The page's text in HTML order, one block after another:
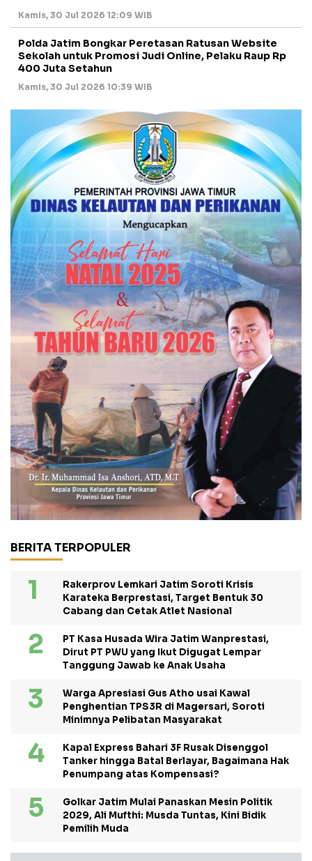
Kamis, 30 Jul 2026 12:09 WIB
Polda Jatim Bongkar Peretasan Ratusan Website
Sekolah untuk Promosi Judi Online, Pelaku Raup Rp
400 Juta Setahun
Kamis, 30 Jul 2026 10:39 WIB
BERITA TERPOPULER
Rakerprov Lemkari Jatim Soroti Krisis
Karateka Berprestasi, Target Bentuk 30
Cabang dan Cetak Atlet Nasional
PT Kasa Husada Wira Jatim Wanprestasi,
Dirut PT PWU yang Ikut Digugat Lempar
Tanggung Jawab ke Anak Usaha
Warga Apresiasi Gus Atho usai Kawal
Penghentian TPS3R di Magersari, Soroti
Minimnya Pelibatan Masyarakat
Kapal Express Bahari 3F Rusak Disenggol
Tanker hingga Batal Berlayar, Bagaimana Hak
Penumpang atas Kompensasi?
Golkar Jatim Mulai Panaskan Mesin Politik
2029, Ali Mufthi: Musda Tuntas, Kini Bidik
Pemilih Muda